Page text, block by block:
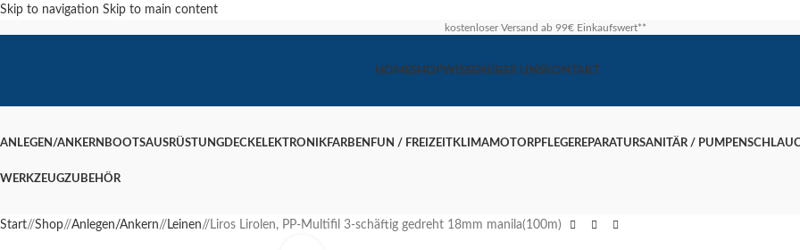
Skip to navigation Skip to main content
kostenloser Versand ab 99€ Einkaufswert**
HOMESHOPWISSEN ÜBER UNSKONTAKT
ANLEGEN/ANKERN BOOTSAUSRÜSTUNG DECK ELEKTRONIK FARBEN FUN / FREIZEITKLIMAMOTORPFLEGEREPARATURSANITÄR / PUMPEN
WERKZEUGZUBEHÖR
Start/ Shop/ Anlegen/Ankern/ Leinen/ Liros Lirolen, PP-Multifil 3-schäftig gedreht 18mm manila(100m)